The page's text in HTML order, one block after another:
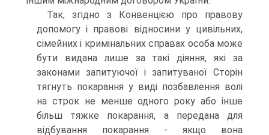
Так, згідно з Конвенцією про правову
допомогу і правові відносини у цивільних,
сімейних і кримінальних справах особа може
бути видана лише за такі діяння, які за
законами запитуючої і запитуваної Сторін
тягнуть покарання у виді позбавлення волі
на строк не менше одного року або інше
більш тяжке покарання, а передана для
відбування покарання - якщо вона